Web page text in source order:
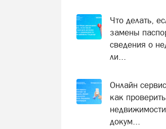
Что делать,
замены
сведения о
ли...
Онлайн
как
докум...